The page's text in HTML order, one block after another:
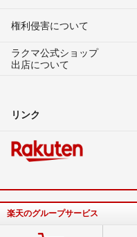
権利侵害について
ラクマ公式ショップ
出店について
リンク
楽天のグループサービス